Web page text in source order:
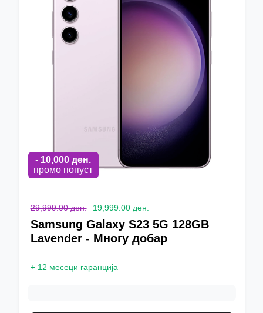
- 10,000 ден.
промо попуст
29,999.00 ден. 19,999.00 ден.
Samsung Galaxy S23 5G 128GB
Lavender - Многу добар
+ 12 месеци гаранција